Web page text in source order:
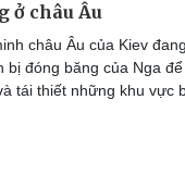
ở châu Âu
châu Âu của Kiev
bị đóng băng của Nga
tái thiết những khu vực